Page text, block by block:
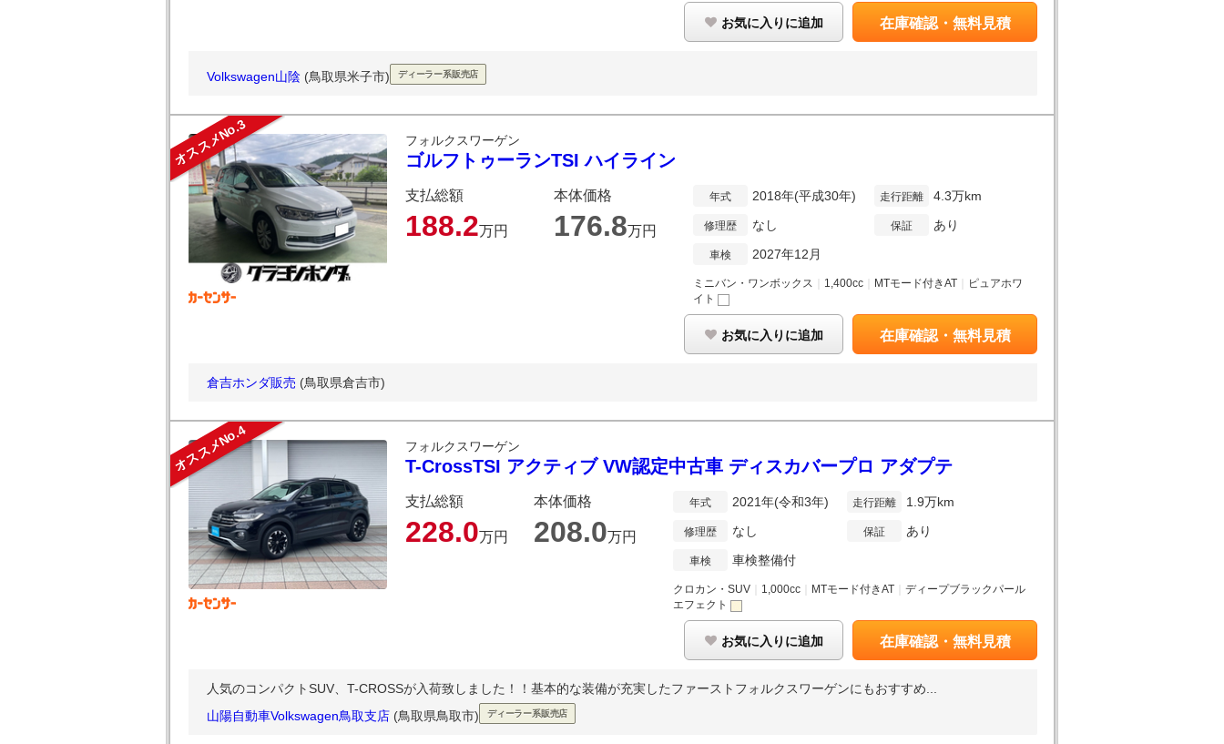
お気に入りに追加 在庫確認・無料見積
Volkswagen山陰 (鳥取県米子市) ディーラー系販売店
オススメNo.3 フォルクスワーゲン
ゴルフトゥーランTSI ハイライン
支払総額
188.2万円
本体価格
176.8万円
年式 2018年(平成30年)
修理歴 なし
車検 2027年12月
走行距離 4.3万km
保証 あり
ミニバン・ワンボックス 1,400cc MTモード付きAT
ピュアホワ
イト
お気に入りに追加 在庫確認・無料見積
倉吉ホンダ販売 (鳥取県倉吉市)
オススメNo.4 フォルクスワーゲン
T-CrossTSI アクティブ VW認定中古車 ディスカバープロ アダプテ
支払総額
228.0万円
本体価格
208.0万円
年式 2021年(令和3年)
修理歴 なし
車検 車検整備付
走行距離 1.9万km
保証 あり
クロカン・SUV 1,000cc MTモード付きAT
ディープブラックパール
エフェクト
お気に入りに追加 在庫確認・無料見積
人気のコンパクトSUV、T-CROSSが入荷致しました！！基本的な装備が充実したファーストフォルクスワーゲンにもおすすめ...
山陽自動車Volkswagen鳥取支店 (鳥取県鳥取市) ディーラー系販売店